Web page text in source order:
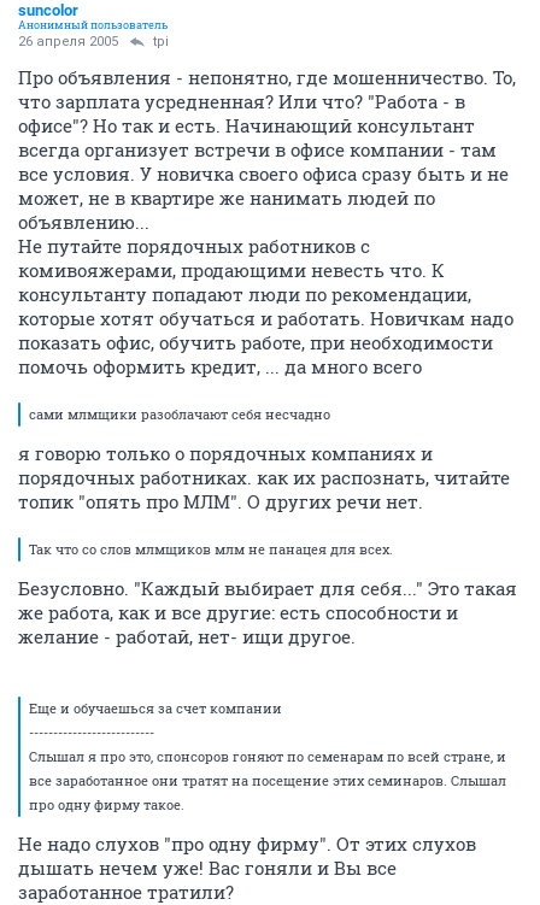
suncolor
Анонимный пользователь
26 апреля 2005 tpi
Про объявления - непонятно, где мошенничество. То,
что зарплата усредненная? Или что? "Работа - в
офисе"? Но так и есть. Начинающий консультант
всегда организует встречи в офисе компании - там
все условия. У новичка своего офиса сразу быть и не
может, не в квартире же нанимать людей по
объявлению...
Не путайте порядочных работников с
комивояжерами, продающими невесть что. К
консультанту попадают люди по рекомендации,
которые хотят обучаться и работать. Новичкам надо
показать офис, обучить работе, при необходимости
помочь оформить кредит, ... да много всего
сами млмщики разоблачают себя несчадно
я говорю только о порядочных компаниях и
порядочных работниках. как их распознать, читайте
топик "опять про МЛМ". О других речи нет.
Так что со слов млмщиков млм не панацея для всех.
Безусловно. "Каждый выбирает для себя..." Это такая
же работа, как и все другие: есть способности и
желание - работай, нет- ищи другое.
Еще и обучаешься за счет компании
--------------------------
Слышал я про это, спонсоров гоняют по семенарам по всей стране, и
все заработанное они тратят на посещение этих семинаров. Слышал
про одну фирму такое.
Не надо слухов "про одну фирму". От этих слухов
дышать нечем уже! Вас гоняли и Вы все
заработанное тратили?